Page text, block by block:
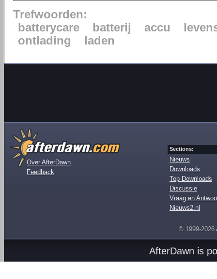
Trefwoorden:
batterycare
batterij accu
ontlading
laden
Over AfterDawn
Feedback
Sections:
Nieuws
Downloads
Top Downloads
Discussie
Vraag en
Nieuws2.nl
© 1999-2026
AfterDawn is